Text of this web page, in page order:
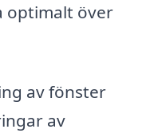
över
av fönster
av